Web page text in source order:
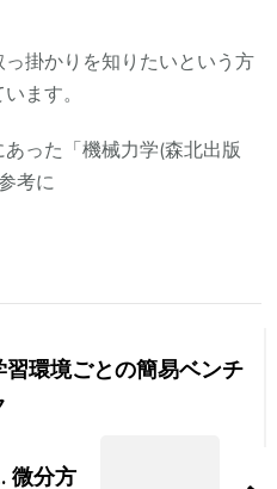
掛かりを知りたいという方
ます。
った「機械力学(森北出版
考に
習環境ごとの簡易ベンチ
微分方